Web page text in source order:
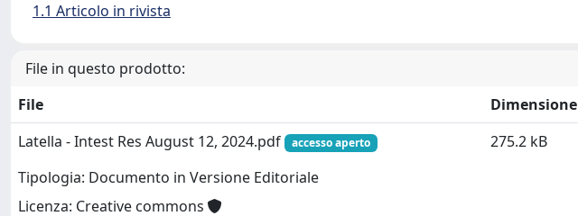
1.1 Articolo in rivista
File in questo prodotto:
File
Dimensione
Latella - Intest Res August 12, 2024.pdf
accesso aperto
Tipologia: Documento in Versione Editoriale
Licenza: Creative commons
275.2 kB